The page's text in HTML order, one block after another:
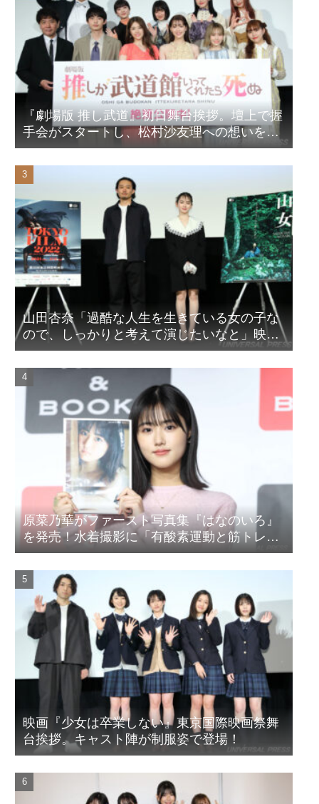
『劇場版 推し武道』初日舞台挨拶。壇上で握
手会がスタートし、松村沙友理への想いをア
ピール！？
山田杏奈「過酷な人生を生きている女の子な
ので、しっかりと考えて演じたいなと」映画
『山女』東京国際映画祭Q&A
原菜乃華がファースト写真集『はなのいろ』
を発売！水着撮影に「有酸素運動と筋トレを
頑張りました」
映画『少女は卒業しない』東京国際映画祭舞
台挨拶。キャスト陣が制服姿で登場！